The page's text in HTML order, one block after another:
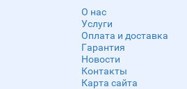
О нас
Услуги
Оплата и доставка
Гарантия
Новости
Контакты
Карта сайта